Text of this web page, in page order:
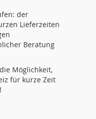
der
Lieferzeiten
Beratung
Möglichkeit,
für kurze Zeit